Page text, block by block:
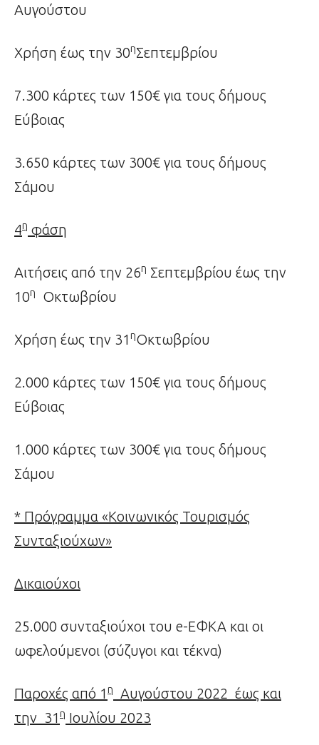
Αυγούστου
Χρήση έως την 30ηΣεπτεμβρίου
7.300 κάρτες των 150€ για τους δήμους
Εύβοιας
3.650 κάρτες των 300€ για τους δήμους
Σάμου
4η φάση
Αιτήσεις από την 26η Σεπτεμβρίου έως την
10η Οκτωβρίου
Χρήση έως την 31 ηΟκτωβρίου
2.000 κάρτες των 150€ για τους δήμους
Εύβοιας
1.000 κάρτες των 300€ για τους δήμους
Σάμου
* Πρόγραμμα «Κοινωνικός Τουρισμός
Συνταξιούχων»
Δικαιούχοι
25.000 συνταξιούχοι του e-ΕΦΚΑ και οι
ωφελούμενοι (σύζυγοι και τέκνα)
Παροχές από 1 η
Αυγούστου 2022 έως και
την 31 η Ιουλίου 2023